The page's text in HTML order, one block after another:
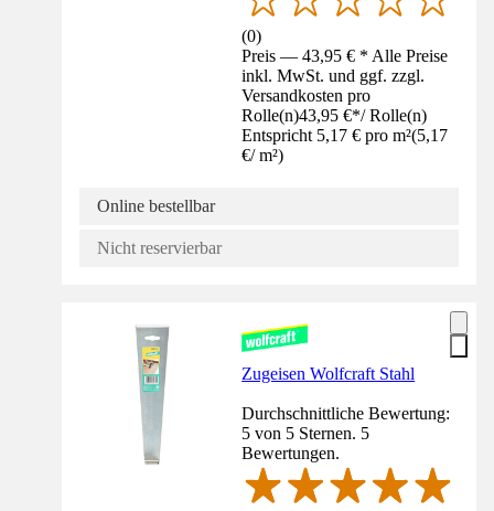
(0)
Preis — 43,95 € * Alle Preise
inkl. MwSt. und ggf. zzgl.
Versandkosten pro
Rolle(n)43,95 €*/ Rolle(n)
Entspricht 5,17 € pro m²(5,17
€/ m²)
Online bestellbar
Nicht reservierbar
Zugeisen Wolfcraft Stahl
Durchschnittliche Bewertung:
5 von 5 Sternen. 5
Bewertungen.